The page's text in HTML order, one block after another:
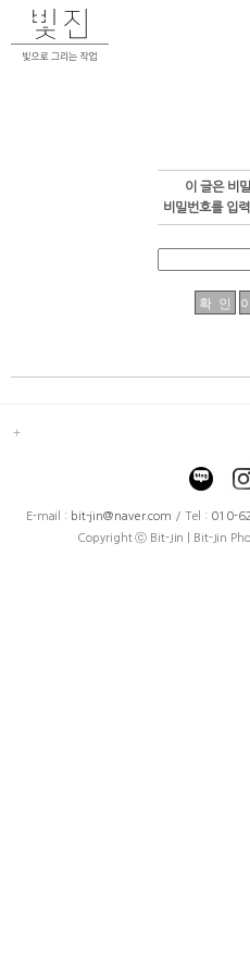
이 글은 비
비밀번호를 입
E-mail : bit-jin@naver.com / Tel : 010-
Copyright ⓒ Bit-Jin | Bit-Jin